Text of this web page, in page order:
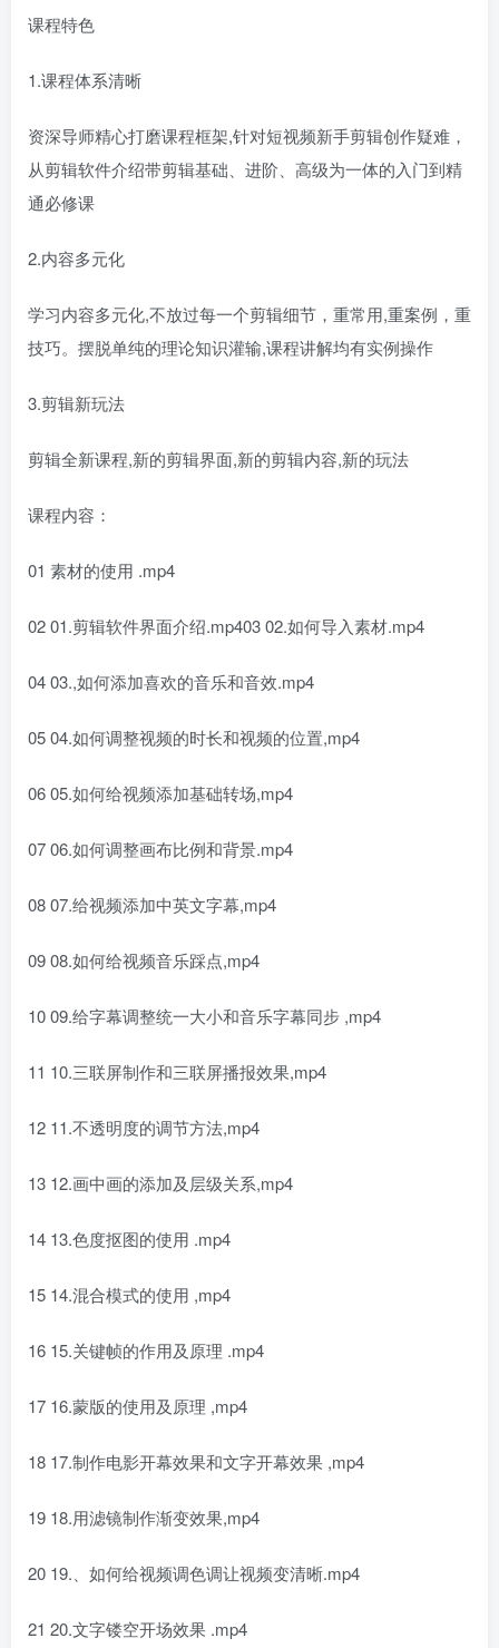
课程特色
1.课程体系清晰
资深导师精心打磨课程框架,针对短视频新手剪辑创作疑难，
从剪辑软件介绍带剪辑基础、进阶、高级为一体的入门到精
通必修课
2.内容多元化
学习内容多元化,不放过每一个剪辑细节，重常用,重案例，重
技巧。摆脱单纯的理论知识灌输,课程讲解均有实例操作
3.剪辑新玩法
剪辑全新课程,新的剪辑界面,新的剪辑内容,新的玩法
课程内容：
01 素材的使用 .mp4
02 01.剪辑软件界面介绍.mp403 02.如何导入素材.mp4
04 03.,如何添加喜欢的音乐和音效.mp4
05 04.如何调整视频的时长和视频的位置,mp4
06 05.如何给视频添加基础转场,mp4
07 06.如何调整画布比例和背景.mp4
08 07.给视频添加中英文字幕,mp4
09 08.如何给视频音乐踩点,mp4
10 09.给字幕调整统一大小和音乐字幕同步 ,mp4
11 10.三联屏制作和三联屏播报效果,mp4
12 11.不透明度的调节方法,mp4
13 12.画中画的添加及层级关系,mp4
14 13.色度抠图的使用 .mp4
15 14.混合模式的使用 ,mp4
16 15.关键帧的作用及原理 .mp4
17 16.蒙版的使用及原理 ,mp4
18 17.制作电影开幕效果和文字开幕效果 ,mp4
19 18.用滤镜制作渐变效果,mp4
20 19.、如何给视频调色调让视频变清晰.mp4
21 20.文字镂空开场效果 .mp4